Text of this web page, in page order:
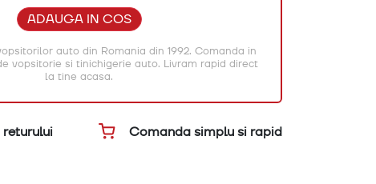
ADAUGA IN COS
auto din Romania din 1992. Comanda in
vopsitorie si tinichigerie auto. Livram rapid direct
la tine acasa.
returului Comanda simplu si rapid